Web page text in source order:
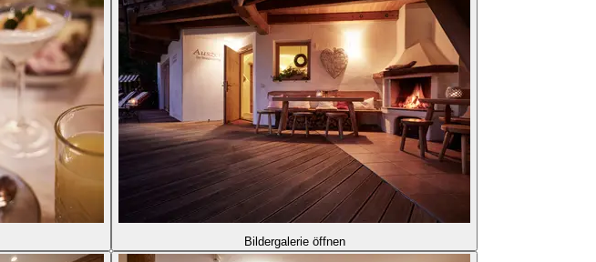
Bildergalerie öffnen